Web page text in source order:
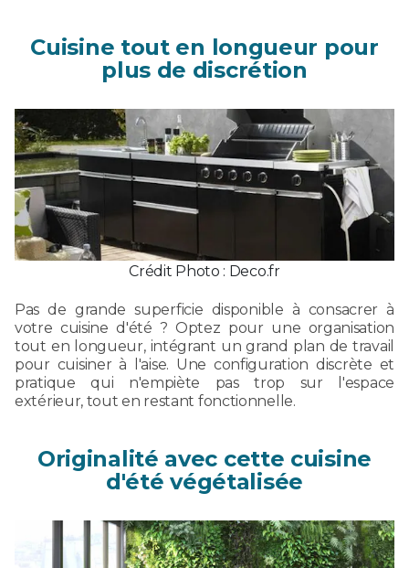
Cuisine tout en longueur pour
plus de discrétion
Crédit Photo : Deco.fr
Pas de grande superficie disponible à consacrer à
votre cuisine d'été ? Optez pour une organisation
tout en longueur, intégrant un grand plan de travail
pour cuisiner à l'aise. Une configuration discrète et
pratique qui n'empiète pas trop sur l'espace
extérieur, tout en restant fonctionnelle.
Originalité avec cette cuisine
d'été végétalisée